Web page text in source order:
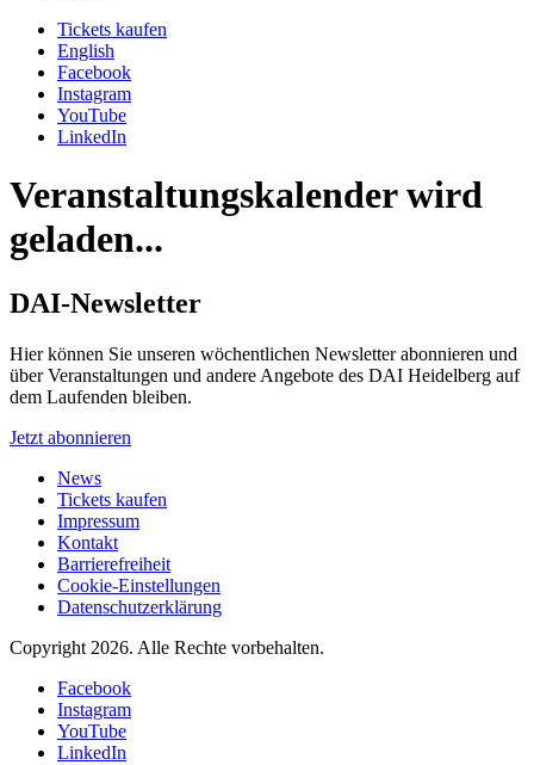
Tickets kaufen
English
Facebook
Instagram
YouTube
LinkedIn
Veranstaltungskalender wird
geladen...
DAI-Newsletter
Hier können Sie unseren wöchentlichen Newsletter abonnieren und
über Veranstaltungen und andere Angebote des DAI Heidelberg auf
dem Laufenden bleiben.
Jetzt abonnieren
News
Tickets kaufen
Impressum
Kontakt
Barrierefreiheit
Cookie-Einstellungen
Datenschutzerklärung
Copyright 2026. Alle Rechte vorbehalten.
Facebook
Instagram
YouTube
LinkedIn